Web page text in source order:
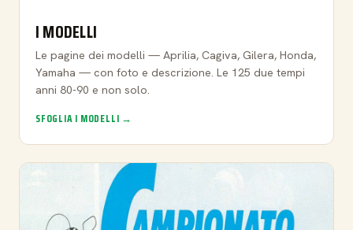
I MODELLI
Le pagine dei modelli — Aprilia, Cagiva, Gilera, Honda,
Yamaha — con foto e descrizione. Le 125 due tempi
anni 80-90 e non solo.
SFOGLIA I MODELLI →